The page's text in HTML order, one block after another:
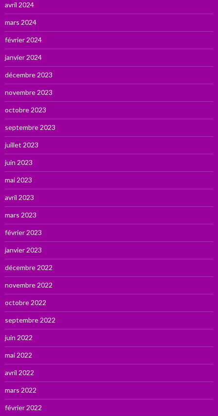
avril 2024
mars 2024
février 2024
janvier 2024
décembre 2023
novembre 2023
octobre 2023
septembre 2023
juillet 2023
juin 2023
mai 2023
avril 2023
mars 2023
février 2023
janvier 2023
décembre 2022
novembre 2022
octobre 2022
septembre 2022
juin 2022
mai 2022
avril 2022
mars 2022
février 2022